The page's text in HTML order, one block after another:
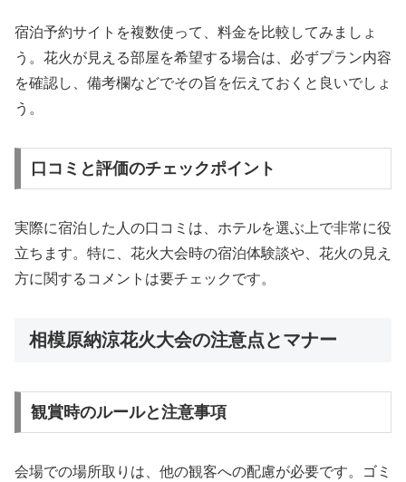
宿泊予約サイトを複数使って、料金を比較してみましょ
う。花火が見える部屋を希望する場合は、必ずプラン内容
を確認し、備考欄などでその旨を伝えておくと良いでしょ
う。
口コミと評価のチェックポイント
実際に宿泊した人の口コミは、ホテルを選ぶ上で非常に役
立ちます。特に、花火大会時の宿泊体験談や、花火の見え
方に関するコメントは要チェックです。
相模原納涼花火大会の注意点とマナー
観賞時のルールと注意事項
会場での場所取りは、他の観客への配慮が必要です。ゴミ